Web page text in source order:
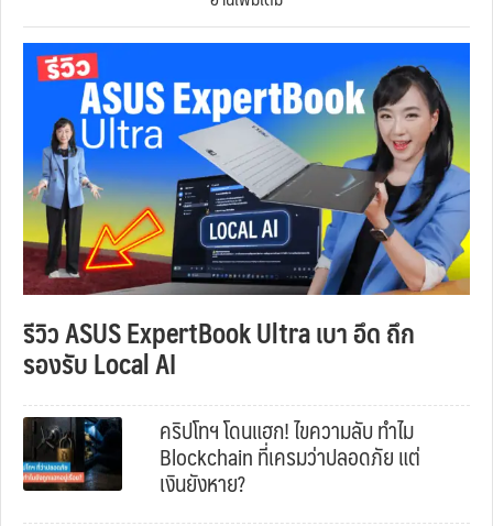
รีวิว ASUS ExpertBook Ultra เบา อึด ถึก
รองรับ Local AI
คริปโทฯ โดนแฮก! ไขความลับ ทำไม
Blockchain ที่เครมว่าปลอดภัย แต่
เงินยังหาย?